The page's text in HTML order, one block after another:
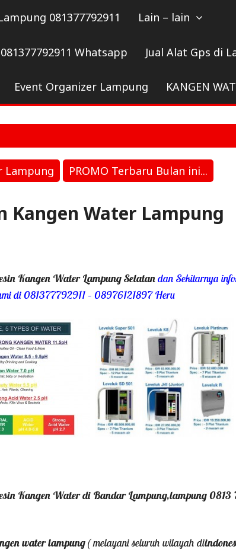
081377792911 Lain – lain
Whatsapp Jual Alat Gps di
Event Organizer Lampung KANGEN
Lampung PROMO Terbaru Bulan ini...
Kangen Water Lampung
Kangen Water Lampung Selatandan Sekitarnya
di 081377792911 – 08976121897 Heru
Kangen Water di Bandar Lampung,lampung 0813
water lampung (melayani seluruh wilayah di